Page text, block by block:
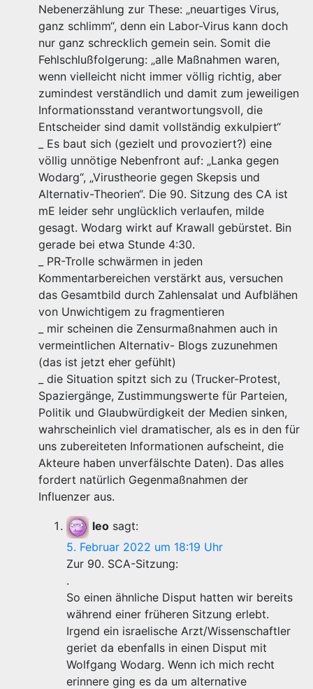
Nebenerzählung zur These: „neuartiges Virus,
ganz schlimm“, denn ein Labor-Virus kann doch
nur ganz schrecklich gemein sein. Somit die
Fehlschlußfolgerung: „alle Maßnahmen waren,
wenn vielleicht nicht immer völlig richtig, aber
zumindest verständlich und damit zum jeweiligen
Informationsstand verantwortungsvoll, die
Entscheider sind damit vollständig exkulpiert“
_ Es baut sich (gezielt und provoziert?) eine
völlig unnötige Nebenfront auf: „Lanka gegen
Wodarg“, „Virustheorie gegen Skepsis und
Alternativ-Theorien“. Die 90. Sitzung des CA ist
mE leider sehr unglücklich verlaufen, milde
gesagt. Wodarg wirkt auf Krawall gebürstet. Bin
gerade bei etwa Stunde 4:30.
_ PR-Trolle schwärmen in jeden
Kommentarbereichen verstärkt aus, versuchen
das Gesamtbild durch Zahlensalat und Aufblähen
von Unwichtigem zu fragmentieren
_ mir scheinen die Zensurmaßnahmen auch in
vermeintlichen Alternativ- Blogs zuzunehmen
(das ist jetzt eher gefühlt)
_ die Situation spitzt sich zu (Trucker-Protest,
Spaziergänge, Zustimmungswerte für Parteien,
Politik und Glaubwürdigkeit der Medien sinken,
wahrscheinlich viel dramatischer, als es in den für
uns zubereiteten Informationen aufscheint, die
Akteure haben unverfälschte Daten). Das alles
fordert natürlich Gegenmaßnahmen der
Influenzer aus.
leo sagt:
5. Februar 2022 um 18:19 Uhr
Zur 90. SCA-Sitzung:
.
So einen ähnliche Disput hatten wir bereits
während einer früheren Sitzung erlebt.
Irgend ein israelische Arzt/Wissenschaftler
geriet da ebenfalls in einen Disput mit
Wolfgang Wodarg. Wenn ich mich recht
erinnere ging es da um alternative